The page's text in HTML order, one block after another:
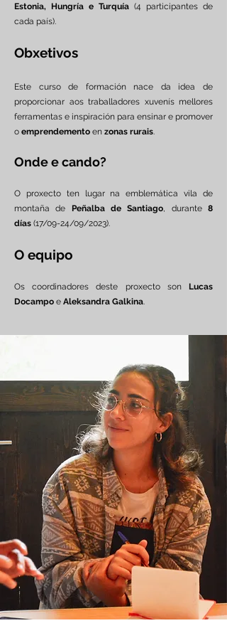
Estonia, Hungría e Turquía (4 participantes de
cada país).
Obxetivos
Este curso de formación nace da idea de
proporcionar aos traballadores xuvenís mellores
ferramentas e inspiración para ensinar e promover
o emprendemento en zonas rurais.
Onde e cando?
O proxecto ten lugar na emblemática vila de
montaña de Peñalba de Santiago, durante8
días (17/09-24/09/2023).
O equipo
Os coordinadores deste proxecto son Lucas
Docampo e Aleksandra Galkina.